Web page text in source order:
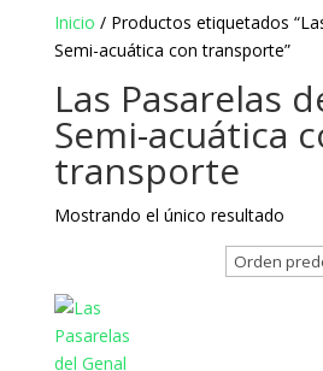
Inicio / Productos etiquetados
Semi-acuática con transporte”
Las Pasarelas
Semi-acuática
transporte
Mostrando el único resultado